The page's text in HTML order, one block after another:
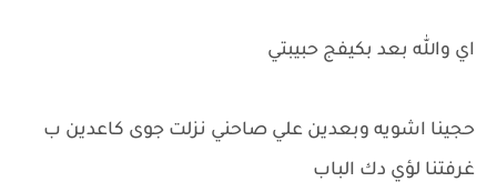
اي والله بعد بكيفج حبيبتي
حجينا اشويه وبعدين علي صاحني نزلت جوى كاعدين ب
غرفتنا لؤي دك الباب